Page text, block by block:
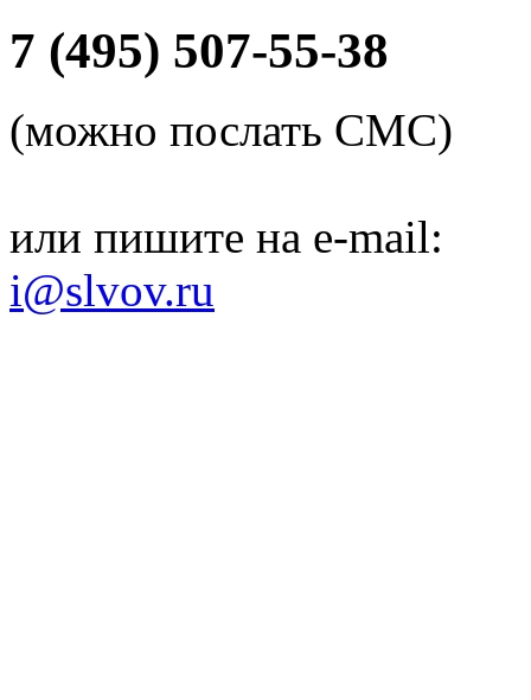
7 (495) 507-55-38
(можно послать СМС)
или пишите на e-mail:
i@slvov.ru